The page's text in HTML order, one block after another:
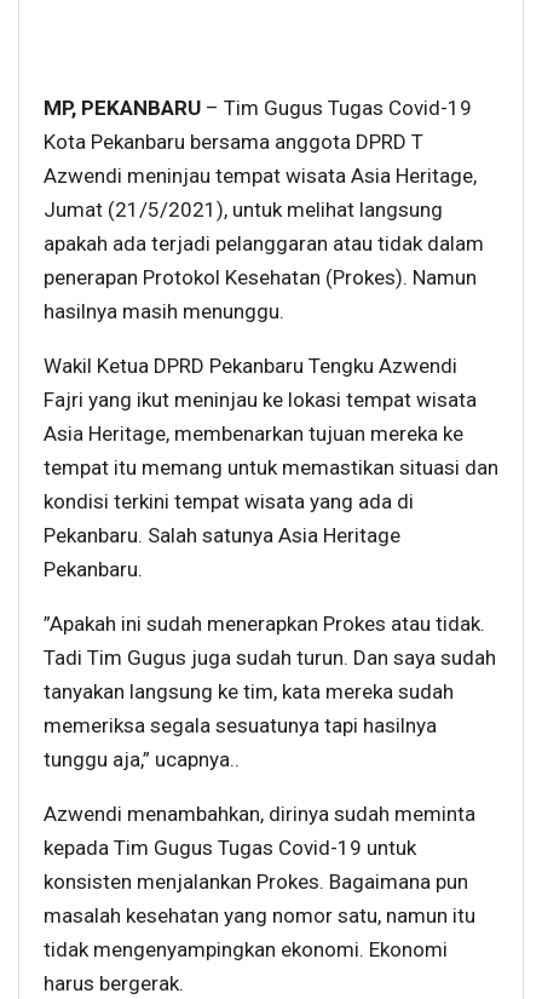
MP, PEKANBARU – Tim Gugus Tugas Covid-19
Kota Pekanbaru bersama anggota DPRD T
Azwendi meninjau tempat wisata Asia Heritage,
Jumat (21/5/2021), untuk melihat langsung
apakah ada terjadi pelanggaran atau tidak dalam
penerapan Protokol Kesehatan (Prokes). Namun
hasilnya masih menunggu.
Wakil Ketua DPRD Pekanbaru Tengku Azwendi
Fajri yang ikut meninjau ke lokasi tempat wisata
Asia Heritage, membenarkan tujuan mereka ke
tempat itu memang untuk memastikan situasi dan
kondisi terkini tempat wisata yang ada di
Pekanbaru. Salah satunya Asia Heritage
Pekanbaru.
”Apakah ini sudah menerapkan Prokes atau tidak.
Tadi Tim Gugus juga sudah turun. Dan saya sudah
tanyakan langsung ke tim, kata mereka sudah
memeriksa segala sesuatunya tapi hasilnya
tunggu aja,” ucapnya..
Azwendi menambahkan, dirinya sudah meminta
kepada Tim Gugus Tugas Covid-19 untuk
konsisten menjalankan Prokes. Bagaimana pun
masalah kesehatan yang nomor satu, namun itu
tidak mengenyampingkan ekonomi. Ekonomi
harus bergerak.